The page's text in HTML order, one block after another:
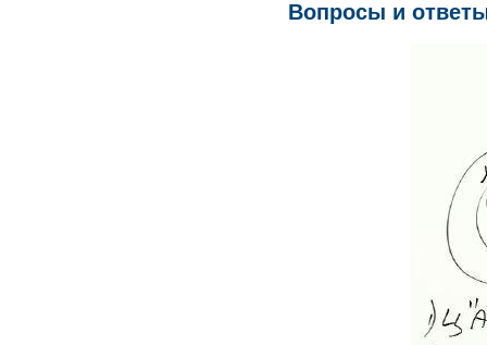
Вопросы и